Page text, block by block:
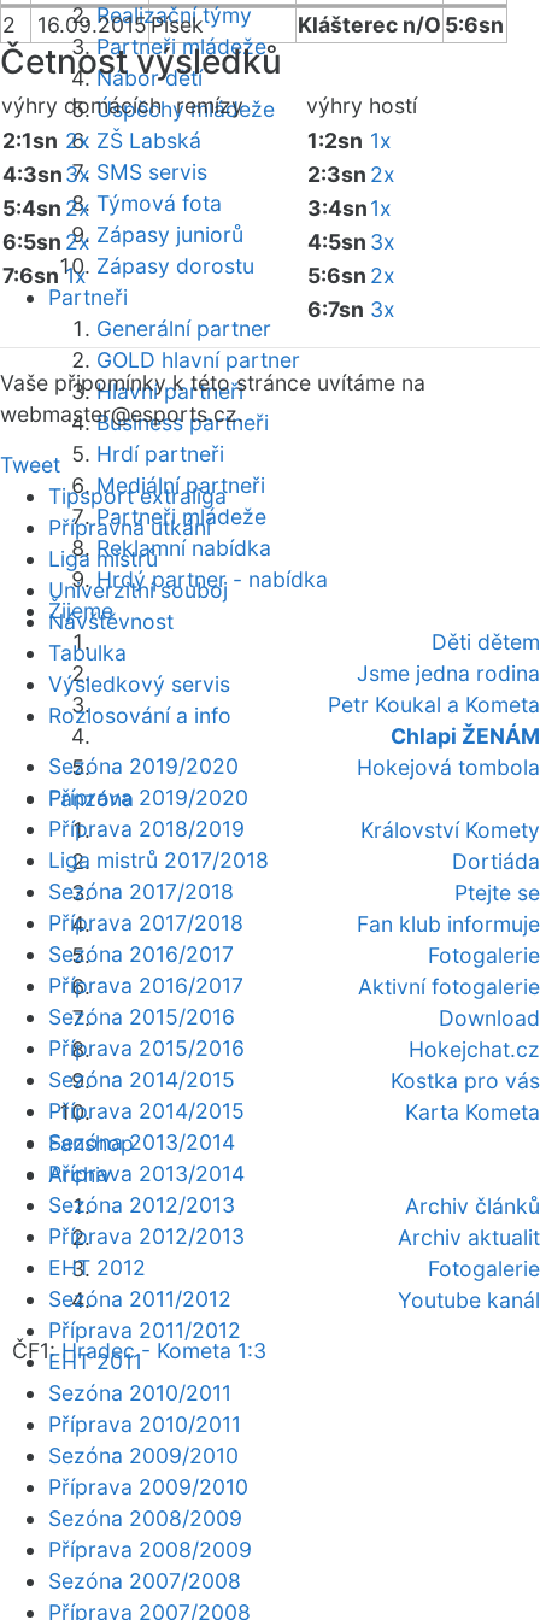
Realizační týmy
Partneři mládeže
Nábor dětí
Úspěchy mládeže
ZŠ Labská
SMS servis
Týmová fota
Zápasy juniorů
Zápasy dorostu
Partneři
Generální partner
GOLD hlavní partner
Hlavní partneři
Business partneři
Hrdí partneři
Mediální partneři
Partneři mládeže
Reklamní nabídka
Hrdý partner - nabídka
Žijeme
Děti dětem
Jsme jedna rodina
Petr Koukal a Kometa
Chlapi ŽENÁM
Hokejová tombola
Fanzóna
Království Komety
Dortiáda
Ptejte se
Fan klub informuje
Fotogalerie
Aktivní fotogalerie
Download
Hokejchat.cz
Kostka pro vás
Karta Kometa
Fanshop
Archiv
Archiv článků
Archiv aktualit
Fotogalerie
Youtube kanál
ČF1:Hradec - Kometa 1:3
2
16.09.2015Písek Klášterec n/O 5:6sn
Četnost výsledků
výhry domácíchremízy výhry hostí
2:1sn 2x
4:3sn3x
5:4sn 2x
6:5sn 2x
7:6sn 1x
1:2sn 1x
2:3sn 2x
3:4sn1x
4:5sn 3x
5:6sn 2x
6:7sn 3x
Vaše připomínky k této stránce uvítáme na
webmaster@esports.cz.
Tweet
Tipsport extraliga
Přípravná utkání
Liga mistrů
Univerzitní souboj
Návštěvnost
Tabulka
Výsledkový servis
Rozlosování a info
Sezóna 2019/2020
Příprava 2019/2020
Příprava 2018/2019
Liga mistrů 2017/2018
Sezóna 2017/2018
Příprava 2017/2018
Sezóna 2016/2017
Příprava 2016/2017
Sezóna 2015/2016
Příprava 2015/2016
Sezóna 2014/2015
Příprava 2014/2015
Sezóna 2013/2014
Příprava 2013/2014
Sezóna 2012/2013
Příprava 2012/2013
EHT 2012
Sezóna 2011/2012
Příprava 2011/2012
EHT 2011
Sezóna 2010/2011
Příprava 2010/2011
Sezóna 2009/2010
Příprava 2009/2010
Sezóna 2008/2009
Příprava 2008/2009
Sezóna 2007/2008
Příprava 2007/2008